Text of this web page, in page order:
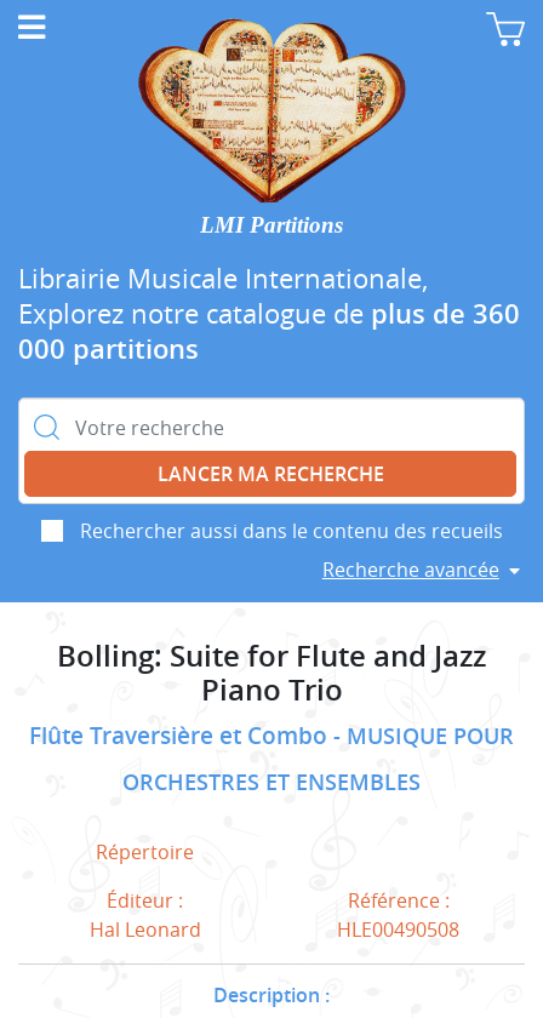
LMI Partitions
Librairie Musicale Internationale,
Explorez notre catalogue de plus de 360
000 partitions
Rechercher :
Rechercher aussi dans le contenu des recueils
Recherche avancée
Bolling: Suite for Flute and Jazz
Piano Trio
Flûte Traversière et Combo
MUSIQUE POUR
ORCHESTRES ET ENSEMBLES
Répertoire
Éditeur :
Hal Leonard
Référence :
HLE00490508
Description :